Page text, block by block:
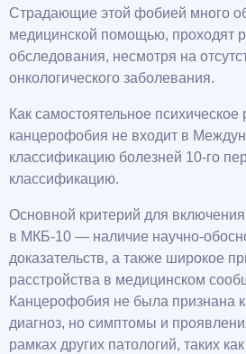
Страдающие этой фобией много
медицинской помощью, проходят
обследования, несмотря на
онкологического заболевания.
Как самостоятельное психическое
канцерофобия не входит в
классификацию болезней 10-го
классификацию.
Основной критерий для включения
в МКБ-10 — наличие научно-
доказательств, а также широкое
расстройства в медицинском
Канцерофобия не была признана
диагноз, но симптомы и
рамках других патологий, таких